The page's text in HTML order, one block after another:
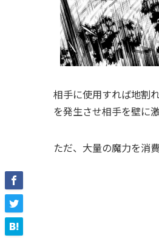
相手に使用すれば地割
を発生させ相手を壁に
ただ、大量の魔力を消